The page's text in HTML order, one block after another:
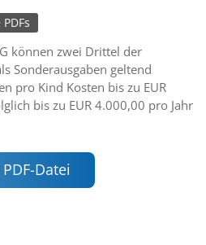
können zwei Drittel der
Sonderausgaben geltend
pro Kind Kosten bis zu EUR
bis zu EUR 4.000,00 pro Jahr
Datei